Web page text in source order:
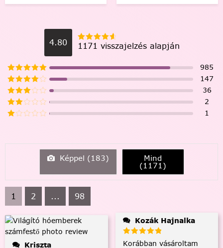
4.80 1171 visszajelzés alapján
985
147
36
2
1
Képpel (183) Mind
(1171)
1 2 ... 98
Kriszta
Kozák Hajnalka
Korábban vásároltam